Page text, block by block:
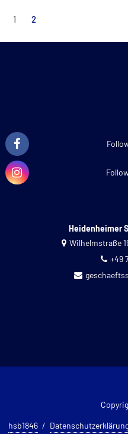
der
1 2
Heidenheimer
Wilhelmstraße
+49
hsb1846